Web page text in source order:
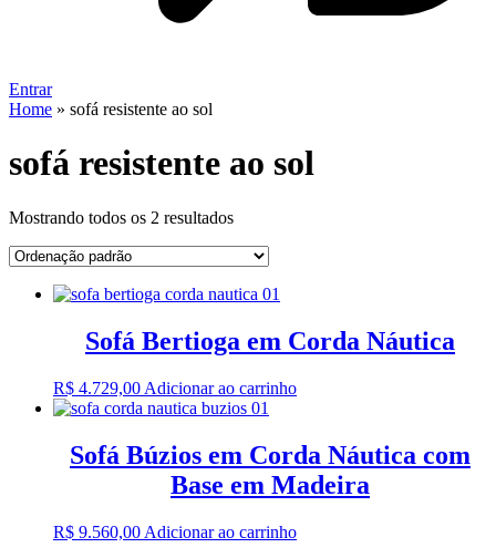
Entrar
Home » sofá resistente ao sol
sofá resistente ao sol
Mostrando todos os 2 resultados
Sofá Bertioga em Corda Náutica
R$ 4.729,00 Adicionar ao carrinho
Sofá Búzios em Corda Náutica com
Base em Madeira
R$ 9.560,00 Adicionar ao carrinho